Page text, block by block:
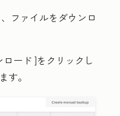
ファイルをダウンロ
ロード ]をクリックし
す。